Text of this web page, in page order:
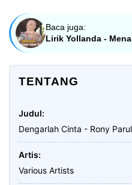
Baca juga:
Lirik Yollanda -
TENTANG
Judul
Dengarlah Cinta - Rony
Artis
Various Artists